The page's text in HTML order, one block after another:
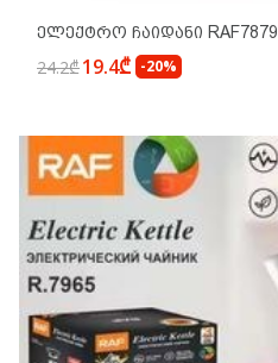
Ელექტრო Ჩაიდანი RAF7879
24.2₾19.4₾ -20%